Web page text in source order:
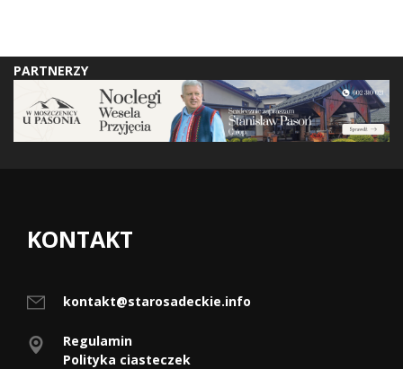
PARTNERZY
KONTAKT
kontakt@starosadeckie.info
Regulamin
Polityka ciasteczek